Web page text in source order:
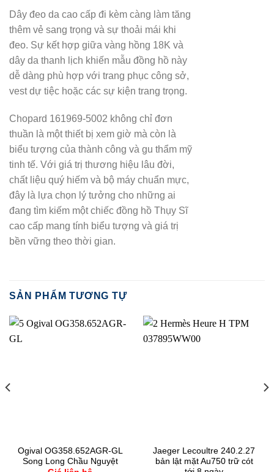
Dây đeo da cao cấp đi kèm càng làm tăng
thêm vẻ sang trọng và sự thoải mái khi
đeo. Sự kết hợp giữa vàng hồng 18K và
dây da thanh lịch khiến mẫu đồng hồ này
dễ dàng phù hợp với trang phục công sở,
vest dự tiệc hoặc các sự kiện trang trọng.
Chopard 161969-5002 không chỉ đơn
thuần là một thiết bị xem giờ mà còn là
biểu tượng của thành công và gu thẩm mỹ
tinh tế. Với giá trị thương hiệu lâu đời,
chất liệu quý hiếm và bộ máy chuẩn mực,
đây là lựa chọn lý tưởng cho những ai
đang tìm kiếm một chiếc đồng hồ Thụy Sĩ
cao cấp mang tính biểu tượng và giá trị
bền vững theo thời gian.
SẢN PHẨM TƯƠNG TỰ
Ogival OG358.652AGR-GL
Song Long Chầu Nguyệt
Jaeger Lecoultre 240.2.27
bản lật mặt Au750 trữ cót